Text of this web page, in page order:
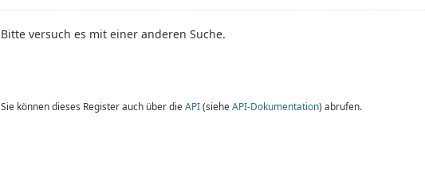
Bitte versuch es mit einer anderen Suche.
Sie können dieses Register auch über die API(siehe API-Dokumentation) abrufen.